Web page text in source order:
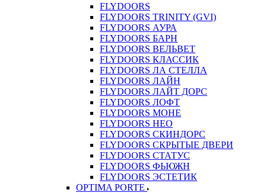
FLYDOORS
FLYDOORS TRINITY (GVI)
FLYDOORS АУРА
FLYDOORS БАРН
FLYDOORS ВЕЛЬВЕТ
FLYDOORS КЛАССИК
FLYDOORS ЛА СТЕЛЛА
FLYDOORS ЛАЙН
FLYDOORS ЛАЙТ ДОРС
FLYDOORS ЛОФТ
FLYDOORS МОНЕ
FLYDOORS НЕО
FLYDOORS СКИНДОРС
FLYDOORS СКРЫТЫЕ ДВЕРИ
FLYDOORS СТАТУС
FLYDOORS ФЬЮЖН
FLYDOORS ЭСТЕТИК
OPTIMA PORTE